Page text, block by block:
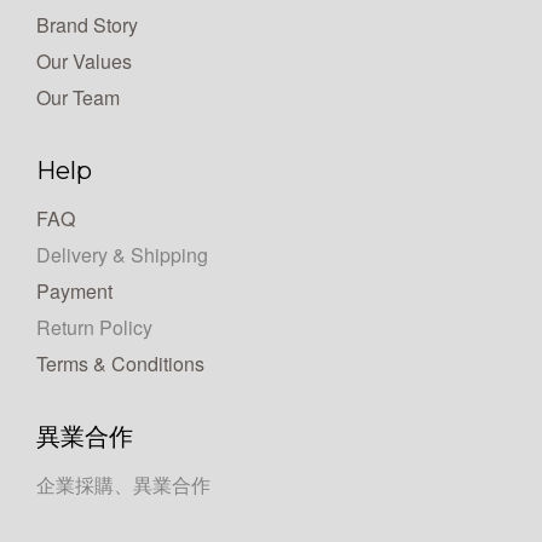
Brand Story
Our Values
Our Team
Help
FAQ
Delivery & Shipping
Payment
Return Policy
Terms & Conditions
異業合作
企業採購、異業合作